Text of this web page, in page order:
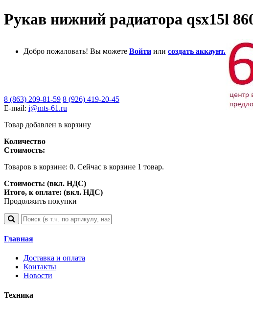
Рукав нижний радиатора qsx15l
Добро пожаловать! Вы можете Войти или создать аккаунт.
8 (863) 209-81-59 8 (926) 419-20-45
E-mail: i@mts-61.ru
Товар добавлен в корзину
Количество
Стоимость:
Товаров в корзине: 0. Сейчас в корзине 1 товар.
Стоимость: (вкл. НДС)
Итого, к оплате: (вкл. НДС)
Продолжить покупки
Главная
Доставка и оплата
Контакты
Новости
Техника